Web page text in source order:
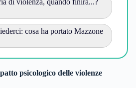
cosa ha portato Mazzone
psicologico delle violenze